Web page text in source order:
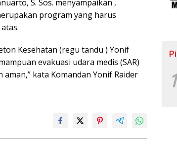
S. Sos. menyampaikan ,
program yang harus
Kesehatan (regu tandu ) Yonif
evakuasi udara medis (SAR)
kata Komandan Yonif Raider
1